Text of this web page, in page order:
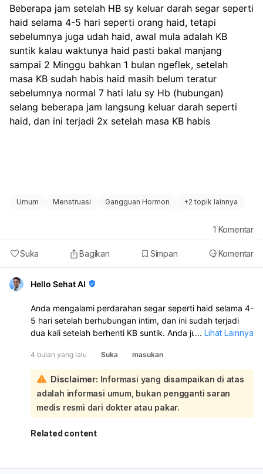
Beberapa jam setelah HB sy keluar darah segar seperti
haid selama 4-5 hari seperti orang haid, tetapi
sebelumnya juga udah haid, awal mula adalah KB
suntik kalau waktunya haid pasti bakal manjang
sampai 2 Minggu bahkan 1 bulan ngeflek, setelah
masa KB sudah habis haid masih belum teratur
sebelumnya normal 7 hati lalu sy Hb (hubungan)
selang beberapa jam langsung keluar darah seperti
haid, dan ini terjadi 2x setelah masa KB habis
Umum Menstruasi Gangguan Hormon +2 topik lainnya
Suka Bagikan Simpan Komentar
1 Komentar
Hello Sehat AI
Anda mengalami perdarahan segar seperti haid selama 4-
5 hari setelah berhubungan intim, dan ini sudah terjadi
dua kali setelah berhenti KB suntik. Anda juga memiliki
menggunakan KB suntik, serta masih tidak teratur setelah
berhenti:
Kondisi ini perlu diperiksakan lebih lanjut. Perdarahan
setelah berhubungan intim bisa disebabkan oleh
beberapa hal, antara lain:
Penyesuaian Hormonal:Mengingat riwayat
penggunaan KB suntik yang dapat menyebabkan
perdarahan yang Anda alami bisa jadi masih terkait
... Lihat Lainnya
4 bulan yang lalu Suka masukan
Disclaimer: Informasi yang disampaikan di atas
adalah informasi umum, bukan pengganti saran
medis resmi dari dokter atau pakar.
Related content